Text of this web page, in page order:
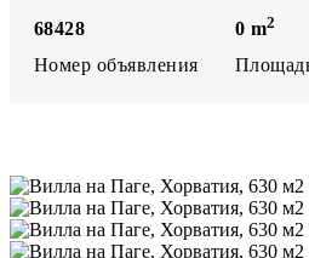
68428
Номер объявления
0 m2